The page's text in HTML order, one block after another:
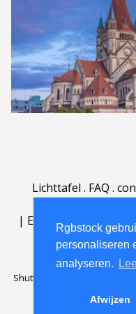
Rgbstock
personaliseren
analyseren.
Afwijzen
Lichttafel . FAQ .
| English | Deutsch
Shutterstock official partner